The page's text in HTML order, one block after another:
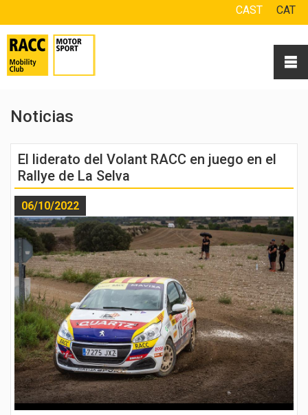
CAST CAT
Noticias
El liderato del Volant RACC en juego en el
Rallye de La Selva
06/10/2022